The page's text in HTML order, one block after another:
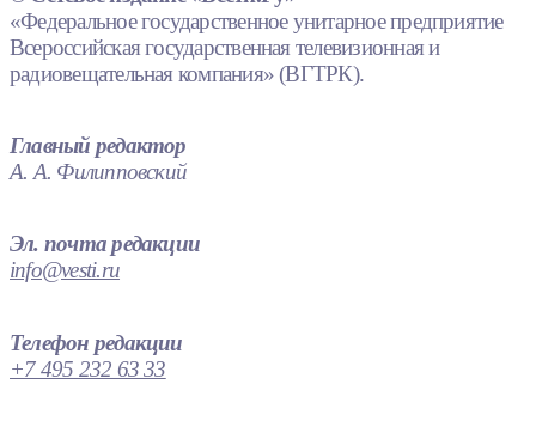
«Федеральное государственное унитарное предприятие
Всероссийская государственная телевизионная и
радиовещательная компания» (ВГТРК).
Главный редактор
А. А. Филипповский
Эл. почта редакции
info@vesti.ru
Телефон редакции
+7 495 232 63 33